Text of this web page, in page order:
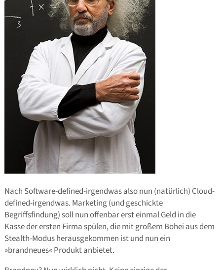
Nach Software-defined-irgendwas also nun (natürlich) Cloud-
defined-irgendwas. Marketing (und geschickte
Begriffsfindung) soll nun offenbar erst einmal Geld in die
Kasse der ersten Firma spülen, die mit großem Bohei aus dem
Stealth-Modus herausgekommen ist und nun ein
»brandneues« Produkt anbietet.